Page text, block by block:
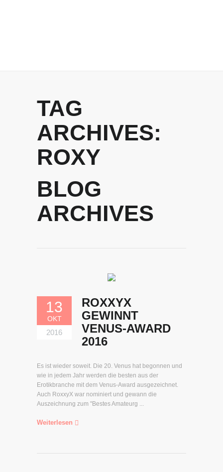
TAG
ARCHIVES:
ROXY
BLOG
ARCHIVES
13
OKT
2016
ROXXYX
GEWINNT
VENUS-AWARD
2016
Es ist wieder soweit. Die 20. Venus hat begonnen und
wie in jedem Jahr werden die besten aus der
Erotikbranche mit dem Venus-Award ausgezeichnet.
Auch RoxxyX war nominiert und gewann die
Auszeichnung zum "Bestes Amateurg ...
Weiterlesen